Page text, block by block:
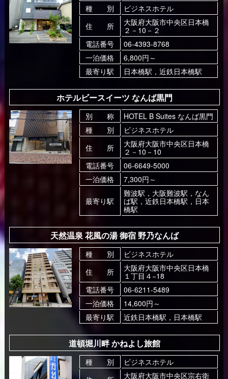
種 別
ビジネスホテル
住 所
大阪府大阪市中央区日本橋
２－10－２
電話番号
06-4393-8768
一泊価格
6,800円～
最寄り駅
日本橋駅，近鉄日本橋駅
ホテルビースイーツ なんば黒門
別 称
HOTEL B Suites なんば黒門
種 別
ビジネスホテル
住 所
大阪府大阪市中央区日本橋
２－10－10
電話番号
06-6649-5000
一泊価格
7,300円～
最寄り駅
難波駅，大阪難波駅，なん
ば駅，近鉄日本橋駅，日本
橋駅
天然温泉 花風の湯 御宿 野乃なんば
種 別
ビジネスホテル
住 所
大阪府大阪市中央区日本橋
１丁目４−18
電話番号
06-6211-5489
一泊価格
14,600円～
最寄り駅
近鉄日本橋駅，日本橋駅
道頓堀川畔 かねよし旅館
種 別
ビジネスホテル
大阪府大阪市中央区宗右衛